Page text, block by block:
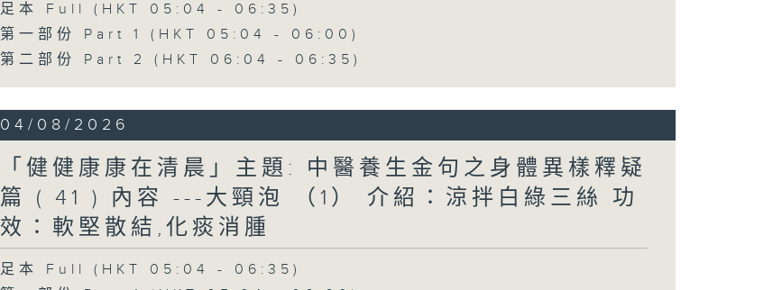
足本 Full (HKT 05:04 - 06:35)
第一部份 Part 1 (HKT 05:04 - 06:00)
第二部份 Part 2 (HKT 06:04 - 06:35)
04/08/2026
「健健康康在清晨」主題: 中醫養生金句之身體異樣釋疑
篇 ( 41 ) 內容 ---大頸泡 （1） 介紹：涼拌白綠三絲 功
效：軟堅散結,化痰消腫
足本 Full (HKT 05:04 - 06:35)